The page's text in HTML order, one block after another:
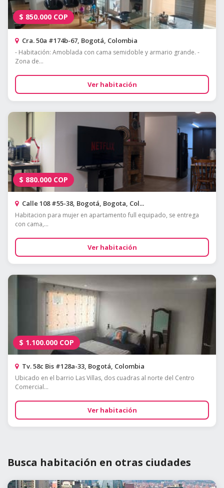
$ 850.000 COP
Cra. 50a #174b-67, Bogotá, Colombia
- Habitación: Amoblada con cama semidoble y armario grande. -
Zona de...
Ver habitación
$ 880.000 COP
Calle 108 #55-38, Bogotá, Bogota, Col...
Habitacion para mujer en apartamento full equipado, se entrega
con cama,...
Ver habitación
$ 1.100.000 COP
Tv. 58c Bis #128a-33, Bogotá, Colombia
Ubicado en el barrio Las Villas, dos cuadras al norte del Centro
Comercial...
Ver habitación
Busca habitación en otras ciudades